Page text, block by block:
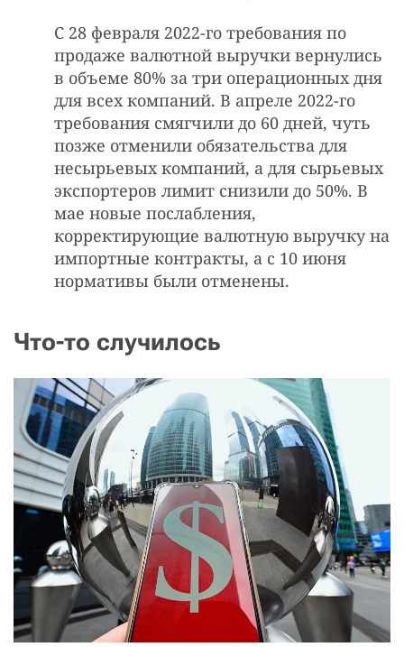
С 28 февраля 2022-го требования по
продаже валютной выручки вернулись
в объеме 80% за три операционных дня
для всех компаний. В апреле 2022-го
требования смягчили до 60 дней, чуть
позже отменили обязательства для
несырьевых компаний, а для сырьевых
экспортеров лимит снизили до 50%. В
мае новые послабления,
корректирующие валютную выручку на
импортные контракты, а с 10 июня
нормативы были отменены.
Что-то случилось